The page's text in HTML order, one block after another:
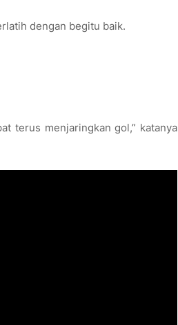
dengan begitu baik.
terus menjaringkan gol,” katanya